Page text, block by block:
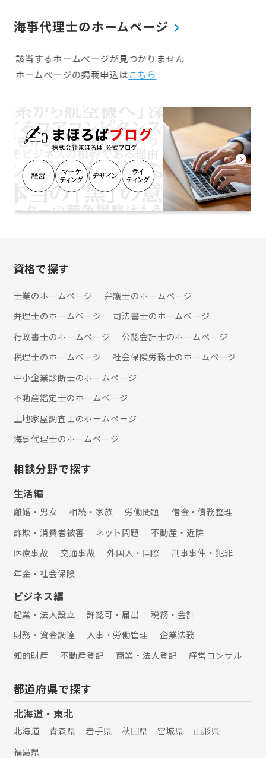
利活動法人NPOコンサルティングオ
する。2009年には経営コンサルティ
ング会社、ニア・コンサルティング株
式会社を設立し、代表取締役を務め
2013年に中小企業診断士となり、コ
ンサルティング部門を充実させ、組織
開発コンサルティングや事業計画策定
支援事業を展開するなど活動の幅を広
げている。
海事代理士のホームページ
該当するホームぺージが見つかりません
ホームページの掲載申込はこちら
資格で探す
士業のホームぺージ
弁護士のホームぺージ
弁理士のホームぺージ
司法書士のホームぺージ
行政書士のホームぺージ
公認会計士のホームぺージ
税理士のホームぺージ
社会保険労務士のホームぺージ
中小企業診断士のホームぺージ
不動産鑑定士のホームぺージ
土地家屋調査士のホームぺージ
海事代理士のホームぺージ
相談分野で探す
生活編
離婚・男女 相続・家族 労働問題
借金・債務整理
詐欺・消費者被害
ネット問題
不動産・近隣
医療事故
交通事故 外国人・国際
刑事事件・犯罪
年金・社会保険
ビジネス編
起業・法人設立 許認可・届出
税務・会計
財務・資金調達
人事・労働管理
企業法務
知的財産
不動産登記 商業・法人登記 経営コンサル
都道府県で探す
北海道・東北
北海道 青森県 岩手県 秋田県 宮城県
山形県
福島県